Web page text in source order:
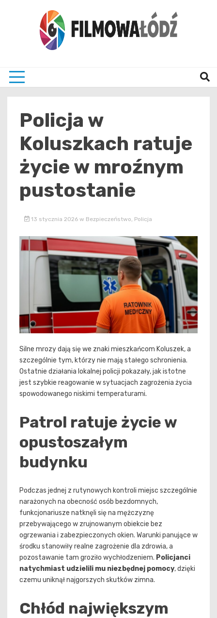
Policja w
Koluszkach ratuje
życie w mroźnym
pustostanie
13 stycznia 2026 w Bezpieczeństwo Policja
Silne mrozy dają się we znaki mieszkańcom Koluszek, a
szczególnie tym, którzy nie mają stałego schronienia.
Ostatnie działania lokalnej policji pokazały, jak istotne
jest szybkie reagowanie w sytuacjach zagrożenia życia
spowodowanego niskimi temperaturami.
Patrol ratuje życie w
opustoszałym
budynku
Podczas jednej z rutynowych kontroli miejsc szczególnie
narażonych na obecność osób bezdomnych,
funkcjonariusze natknęli się na mężczyznę
przebywającego w zrujnowanym obiekcie bez
ogrzewania i zabezpieczonych okien. Warunki panujące w
środku stanowiły realne zagrożenie dla zdrowia, a
pozostawanie tam groziło wychłodzeniem. Policjanci
natychmiast udzielili mu niezbędnej pomocy, dzięki
czemu uniknął najgorszych skutków zimna.
Chłód największym